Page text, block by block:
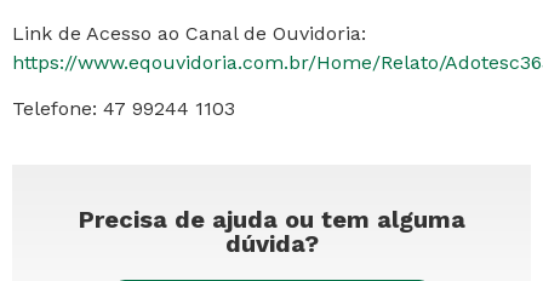
Link de Acesso ao Canal de Ouvidoria:
https://www.eqouvidoria.com.br/Home/Relato/
Telefone: 47 99244 1103
Precisa de ajuda ou tem alguma
dúvida?